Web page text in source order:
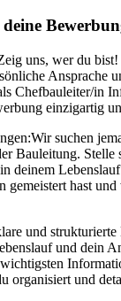
uns, wer du
Ansprache
Chefbauleiter/in
einzigartig
Wir suchen
Bauleitung. Stelle
deinem
gemeistert hast
und
und dein
organisiert und